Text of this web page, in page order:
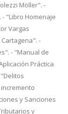
Möller". -
"Libro Homenaje
Vargas
-
- "Manual de
Práctica
y Sanciones
y